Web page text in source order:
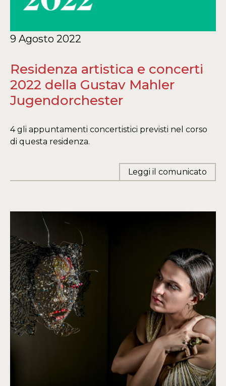
9 Agosto 2022
Residenza artistica e concerti
2022 della Gustav Mahler
Jugendorchester
4 gli appuntamenti concertistici previsti nel corso
di questa residenza.
Leggi il comunicato